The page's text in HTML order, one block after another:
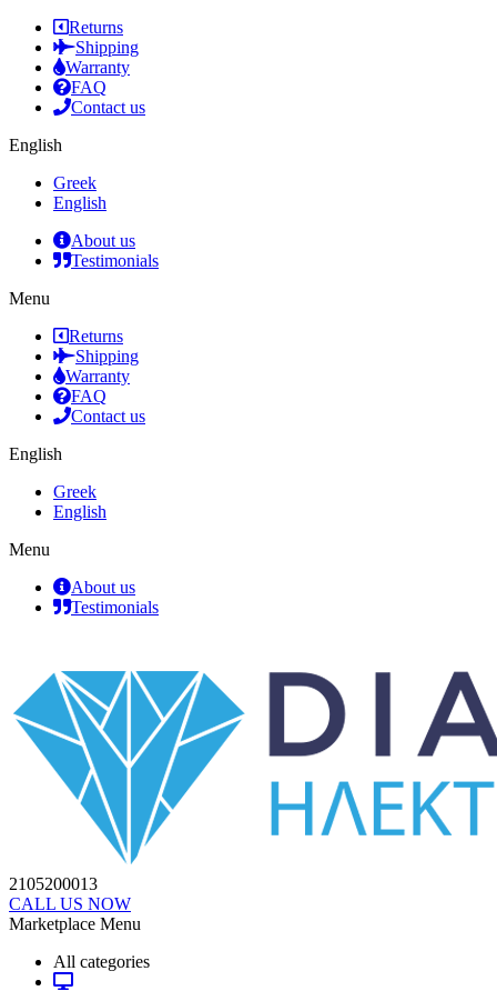
Returns
Shipping
Warranty
FAQ
Contact us
English
Greek
English
About us
Testimonials
Menu
Returns
Shipping
Warranty
FAQ
Contact us
English
Greek
English
Menu
About us
Testimonials
2105200013
CALL US NOW
Marketplace Menu
All categories